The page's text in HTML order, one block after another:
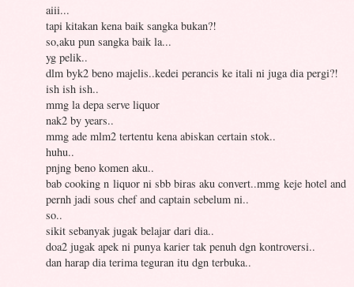
aiii...
tapi kitakan kena baik sangka bukan?!
so,aku pun sangka baik la...
yg pelik..
dlm byk2 beno majelis..kedei perancis ke itali ni juga dia pergi?!
ish ish ish..
mmg la depa serve liquor
nak2 by years..
mmg ade mlm2 tertentu kena abiskan certain stok..
huhu..
pnjng beno komen aku..
bab cooking n liquor ni sbb biras aku convert..mmg keje hotel and
pernh jadi sous chef and captain sebelum ni..
so..
sikit sebanyak jugak belajar dari dia..
doa2 jugak apek ni punya karier tak penuh dgn kontroversi..
dan harap dia terima teguran itu dgn terbuka..